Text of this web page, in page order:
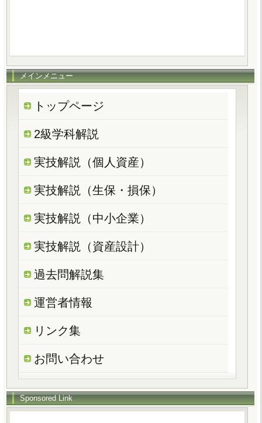
メインメニュー
トップページ
2級学科解説
実技解説（個人資産）
実技解説（生保・損保）
実技解説（中小企業）
実技解説（資産設計）
過去問解説集
運営者情報
リンク集
お問い合わせ
Sponsored Link